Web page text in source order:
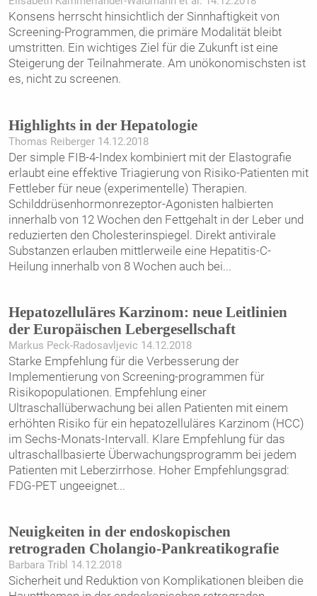
Konsens herrscht hinsichtlich der Sinnhaftigkeit von
Screening-Programmen, die primäre Modalität bleibt
umstritten. Ein wichtiges Ziel für die Zukunft ist eine
Steigerung der Teilnahmerate. Am unökonomischsten ist
es, nicht zu screenen.
Highlights in der Hepatologie
Thomas Reiberger 14.12.2018
Der simple FIB-4-Index kombiniert mit der Elastografie
erlaubt eine effektive Triagierung von Risiko-Patienten mit
Fettleber für neue (experimentelle) Therapien.
Schilddrüsenhormonrezeptor-Agonisten halbierten
innerhalb von 12 Wochen den Fettgehalt in der Leber und
reduzierten den Cholesterinspiegel. Direkt antivirale
Substanzen erlauben mittlerweile eine Hepatitis-C-
Heilung innerhalb von 8 Wochen auch bei...
Hepatozelluläres Karzinom: neue Leitlinien
der Europäischen Lebergesellschaft
Markus Peck-Radosavljevic 14.12.2018
Starke Empfehlung für die Verbesserung der
Implementierung von Screening-programmen für
Risikopopulationen. Empfehlung einer
Ultraschallüberwachung bei allen Patienten mit einem
erhöhten Risiko für ein hepatozelluläres Karzinom (HCC)
im Sechs-Monats-Intervall. Klare Empfehlung für das
ultraschallbasierte Überwachungsprogramm bei jedem
Patienten mit Leberzirrhose. Hoher Empfehlungsgrad:
FDG-PET ungeeignet...
Neuigkeiten in der endoskopischen
retrograden Cholangio-Pankreatikografie
Barbara Tribl 14.12.2018
Sicherheit und Reduktion von Komplikationen bleiben die